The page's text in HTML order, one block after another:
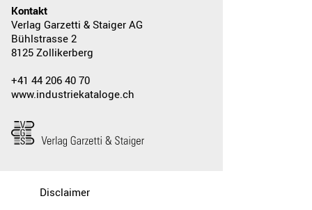
Disclaimer
Kontakt
Verlag Garzetti & Staiger AG
Bühlstrasse 2
8125 Zollikerberg
+41 44 206 40 70
www.industriekataloge.ch